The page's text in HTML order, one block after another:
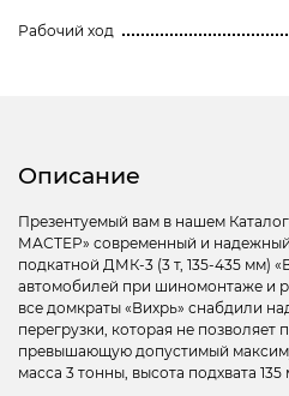
Рабочий ход
Описание
Презентуемый вам в нашем
МАСТЕР» современный и
подкатной ДМК-3 (3 т, 135-435 мм)
автомобилей при шиномонтаже и
все домкраты «Вихрь» снабдили
перегрузки, которая не позволяет
превышающую допустимый
масса 3 тонны, высота подхвата